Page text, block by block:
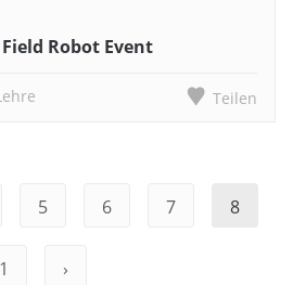
Field Robot Event
Teilen
5 6 7 8
›